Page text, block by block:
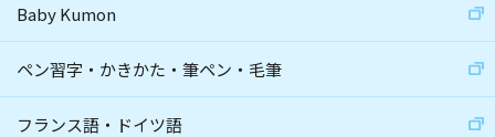
Baby Kumon
ペン習字・かきかた・筆ペン・毛筆
フランス語・ドイツ語